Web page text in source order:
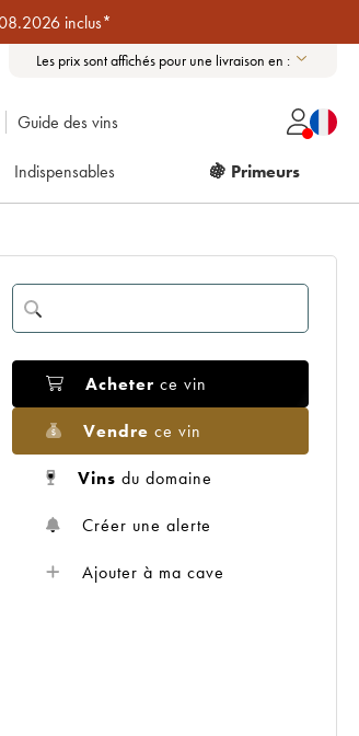
inclus*
Les prix sont affichés pour une livraison en :
Guide des vins
Indispensables 🍇 Primeurs
Acheter ce vin
Vendre ce vin
Vins du domaine
Créer une alerte
Ajouter à ma cave